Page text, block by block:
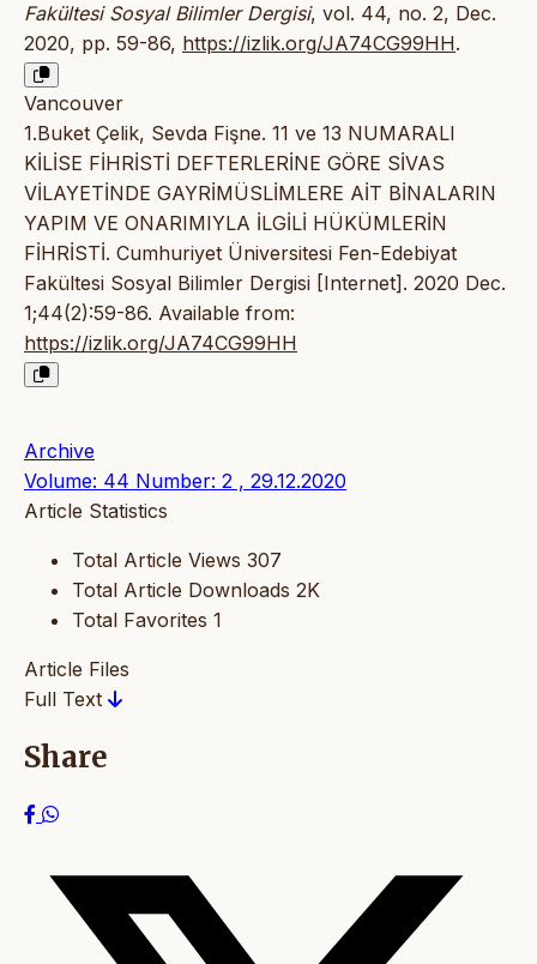
Fakültesi Sosyal Bilimler Dergisi, vol. 44, no. 2, Dec.
2020, pp. 59-86, https://izlik.org/JA74CG99HH.
Vancouver
1.Buket Çelik, Sevda Fişne. 11 ve 13 NUMARALI
KİLİSE FİHRİSTİ DEFTERLERİNE GÖRE SİVAS
VİLAYETİNDE GAYRİMÜSLİMLERE AİT BİNALARIN
YAPIM VE ONARIMIYLA İLGİLİ HÜKÜMLERİN
FİHRİSTİ. Cumhuriyet Üniversitesi Fen-Edebiyat
Fakültesi Sosyal Bilimler Dergisi [Internet]. 2020 Dec.
1;44(2):59-86. Available from:
https://izlik.org/JA74CG99HH
Archive
Volume: 44 Number: 2 , 29.12.2020
Article Statistics
Total Article Views 307
Total Article Downloads 2K
Total Favorites 1
Article Files
Full Text
Share